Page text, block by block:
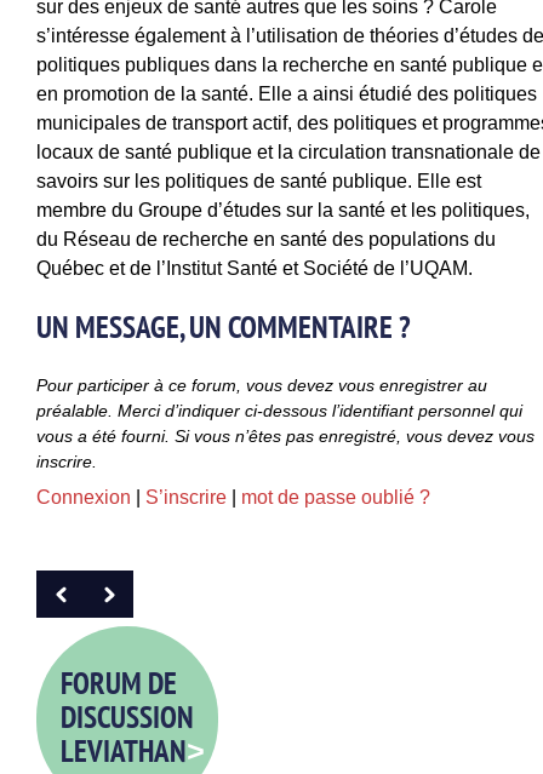
sur des enjeux de santé autres que les soins ? Carole
s’intéresse également à l’utilisation de théories d’études
politiques publiques dans la recherche en santé publique
en promotion de la santé. Elle a ainsi étudié des politiques
municipales de transport actif, des politiques et
locaux de santé publique et la circulation transnationale de
savoirs sur les politiques de santé publique. Elle est
membre du Groupe d’études sur la santé et les politiques,
du Réseau de recherche en santé des populations du
Québec et de l’Institut Santé et Société de l’UQAM.
UN MESSAGE, UN COMMENTAIRE ?
Pour participer à ce forum, vous devez vous enregistrer au
préalable. Merci d’indiquer ci-dessous l’identifiant personnel qui
vous a été fourni. Si vous n’êtes pas enregistré, vous devez vous
inscrire.
Connexion S’inscrire mot de passe oublié ?
FORUM DE
DISCUSSION
LEVIATHAN>